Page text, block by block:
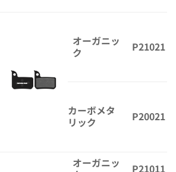
オーガニッ
ク
P21021
カーボメタ
リック
P20021
オーガニッ
P21011